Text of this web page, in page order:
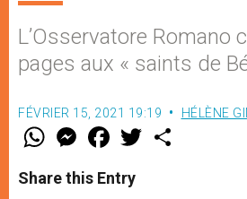
L’Osservatore Romano
pages aux « saints de
FÉVRIER 15, 2021 19:19 HÉLÈNE
W
t
s
M
e
s
e
F
a
e
b
w
Share this Entry